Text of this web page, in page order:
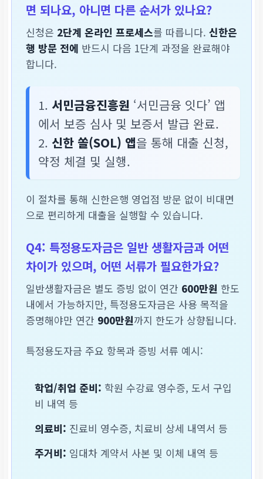
면 되나요, 아니면 다른 순서가 있나요?
신청은 2단계 온라인 프로세스를 따릅니다.신한은
행 방문 전에 반드시 다음 1단계 과정을 완료해야
합니다.
1. 서민금융진흥원 ‘서민금융 잇다’ 앱
에서 보증 심사 및 보증서 발급 완료.
2. 신한 쏠(SOL) 앱을 통해 대출 신청,
약정 체결 및 실행.
이 절차를 통해 신한은행 영업점 방문 없이 비대면
으로 편리하게 대출을 실행할 수 있습니다.
Q4: 특정용도자금은 일반 생활자금과 어떤
차이가 있으며, 어떤 서류가 필요한가요?
일반생활자금은 별도 증빙 없이 연간 600만원 한도
내에서 가능하지만, 특정용도자금은 사용 목적을
증명해야만 연간 900만원까지 한도가 상향됩니다.
특정용도자금 주요 항목과 증빙 서류 예시:
학업/취업 준비: 학원 수강료 영수증, 도서 구입
비 내역 등
의료비: 진료비 영수증, 치료비 상세 내역서 등
주거비: 임대차 계약서 사본 및 이체 내역 등